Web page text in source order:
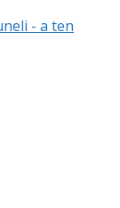
- a ten